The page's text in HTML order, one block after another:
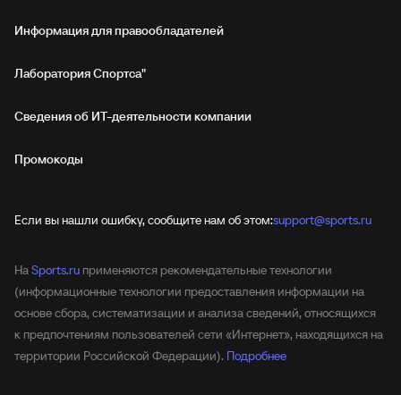
Информация для правообладателей
Лаборатория Спортса"
Сведения об ИТ‑деятельности компании
Промокоды
Если вы нашли ошибку, сообщите нам об этом:support@sports.ru
НаSports.ru применяются рекомендательные технологии
(информационные технологии предоставления информации на
основе сбора, систематизации и анализа сведений, относящихся
к предпочтениям пользователей сети «Интернет», находящихся на
территории Российской Федерации). Подробнее